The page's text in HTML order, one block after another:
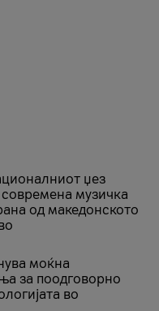
џез
музичка
од македонското
моќна
за поодговорно
во